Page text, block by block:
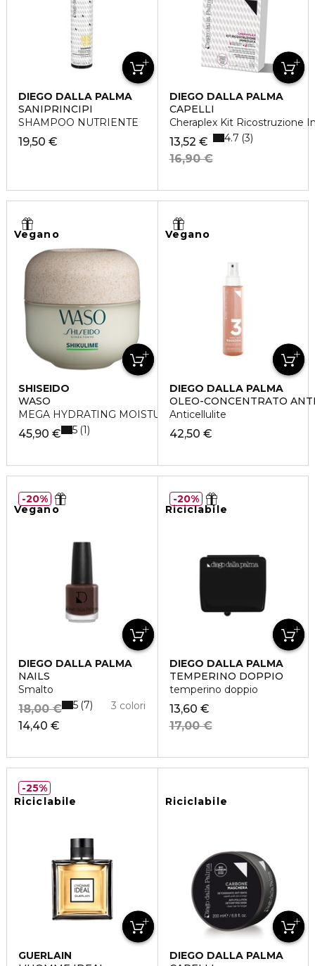
DIEGO DALLA PALMA
SANIPRINCIPI
SHAMPOO NUTRIENTE
19,50 €
DIEGO DALLA PALMA
CAPELLI
Cheraplex Kit Ricostruzione
13,52 €
16,90 €
4.7 3
Vegano
SHISEIDO
WASO
MEGA HYDRATING MOISTURIZER - Crema idratante
45,90 € 5 1
Vegano
DIEGO DALLA PALMA
OLEO-CONCENTRATO
Anticellulite
42,50 €
Vegano
DIEGO DALLA PALMA
NAILS
Smalto
14,40 €
18,00 € 3 colori
5 7
20%
Riciclabile
DIEGO DALLA PALMA
TEMPERINO DOPPIO
temperino doppio
13,60 €
17,00 €
20%
Riciclabile
GUERLAIN
25%
Riciclabile
DIEGO DALLA PALMA